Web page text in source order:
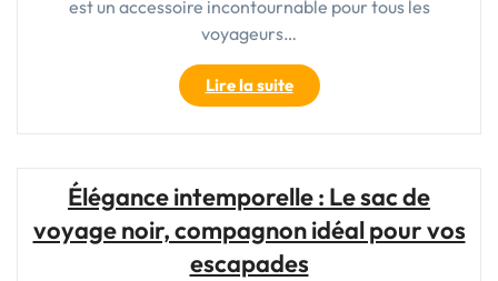
est un accessoire incontournable pour tous les
voyageurs…
Lire la suite"Élégance
en
Bleu
Sac
de
Élégance intemporelle : Le sac de
voyage noir, compagnon idéal pour vos
escapades